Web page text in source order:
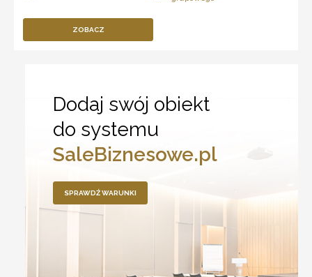
ZOBACZ
Dodaj swój obiekt
do systemu
SaleBiznesowe.pl
SPRAWDŹ WARUNKI